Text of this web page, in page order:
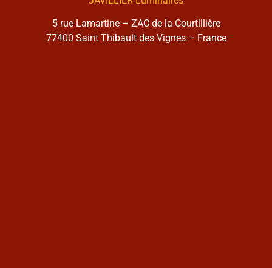
5 rue Lamartine – ZAC de la Courtillière
77400 Saint Thibault des Vignes – France